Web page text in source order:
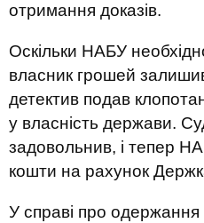
отримання доказів.
Оскільки НАБУ
власник грошей
детектив подав
у власність держави.
задовольнив, і тепер
кошти на рахунок
У справі про одержання